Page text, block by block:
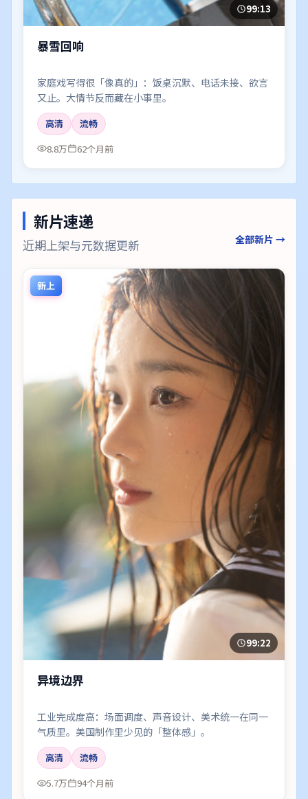
99:13
暴雪回响
家庭戏写得很「像真的」：饭桌沉默、电话未接、欲言
又止。大情节反而藏在小事里。
高清
流畅
8.8万
62个月前
新片速递
近期上架与元数据更新 全部新片 →
新上
99:22
异境边界
工业完成度高：场面调度、声音设计、美术统一在同一
气质里。美国制作里少见的「整体感」。
高清
流畅
5.7万
94个月前